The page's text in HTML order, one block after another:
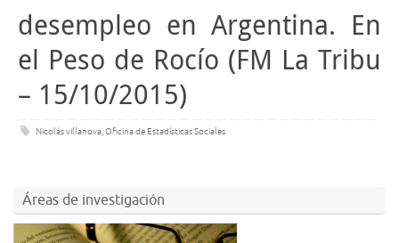
desempleo en Argentina. En
el Peso de Rocío (FM La Tribu
– 15/10/2015)
Nicolás villanova,Oficina de Estadísticas Sociales
Áreas de investigación